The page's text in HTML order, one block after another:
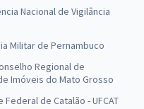
Nacional de Vigilância
Militar de Pernambuco
Regional de
Imóveis do Mato Grosso
de Catalão - UFCAT